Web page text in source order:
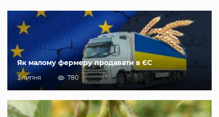
Як малому фермеру продавати в ЄС
3 липня 780